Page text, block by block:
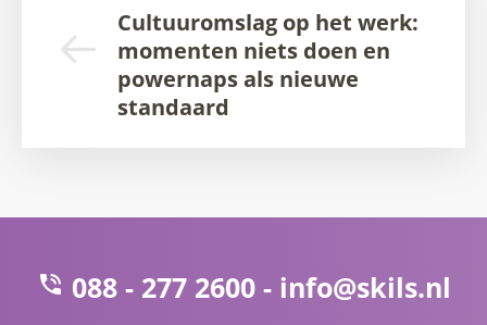
Cultuuromslag op het werk:
momenten niets doen en
powernaps als nieuwe
standaard
088 - 277 2600 - info@skils.nl